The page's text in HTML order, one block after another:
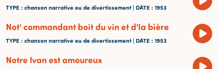
TYPE : chanson narrative ou de divertissement | DATE : 1953
Not' commandant boit du vin et d'la bière
TYPE : chanson narrative ou de divertissement | DATE : 1953
Notre Ivan est amoureux